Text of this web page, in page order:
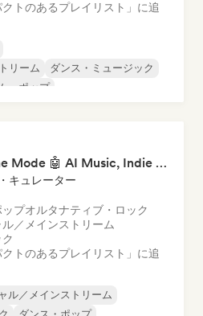
トのあるプレイリスト」に追
リーム
ダンス・ミュージック
・ポップ
Pop Machine Mode 🤖 AI Music, Indie Pop & Dream Pop
キュレーター
ップオルタナティブ・ロック
／メインストリーム
トのあるプレイリスト」に追
ル／メインストリーム